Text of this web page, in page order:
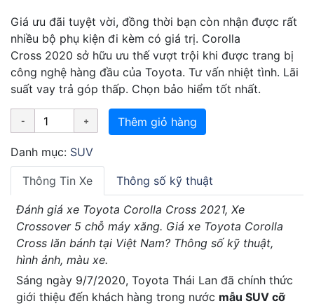
Giá ưu đãi tuyệt vời, đồng thời bạn còn nhận được rất
nhiều bộ phụ kiện đi kèm có giá trị. Corolla
Cross 2020 sở hữu ưu thế vượt trội khi được trang bị
công nghệ hàng đầu của Toyota. Tư vấn nhiệt tình. Lãi
suất vay trả góp thấp. Chọn bảo hiểm tốt nhất.
Thêm giỏ hàng
Danh mục: SUV
Thông Tin Xe Thông số kỹ thuật
Đánh giá xe Toyota Corolla Cross 2021, Xe
Crossover 5 chỗ máy xăng. Giá xe Toyota Corolla
Cross lăn bánh tại Việt Nam? Thông số kỹ thuật,
hình ảnh, màu xe.
Sáng ngày 9/7/2020, Toyota Thái Lan đã chính thức
giới thiệu đến khách hàng trong nước mẫu SUV cỡ